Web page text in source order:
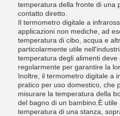
temperatura della fronte di una
contatto diretto.
Il termometro digitale a
applicazioni non mediche, ad
temperatura di cibo, acqua e
particolarmente utile
temperatura degli alimenti deve
regolarmente per garantire la
Inoltre, il termometro digitale a
pratico per uso domestico, che
misurare la temperatura della
del bagno di un bambino.È
temperatura di una stanza,